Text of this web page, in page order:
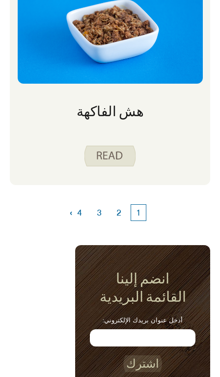
هش الفاكهة
1
2
3
4
›
انضم إلينا
القائمة البريدية
أدخل عنوان بريدك الإلكتروني:
اشترك